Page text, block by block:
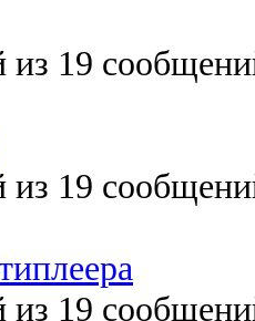
19
19
19